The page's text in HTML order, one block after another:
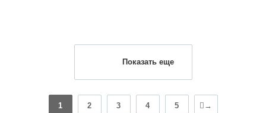
Показать еще
1 2 3 4 5 →